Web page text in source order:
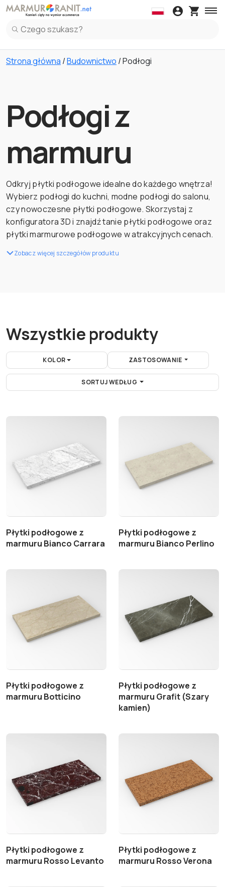
Strona główna /Budownictwo / Podłogi
Podłogi z
marmuru
Odkryj płytki podłogowe idealne do każdego wnętrza!
Wybierz podłogi do kuchni, modne podłogi do salonu,
czy nowoczesne płytki podłogowe. Skorzystaj z
konfiguratora 3D i znajdź tanie płytki podłogowe oraz
płytki marmurowe podłogowe w atrakcyjnych cenach.
Zobacz więcej szczegółów produktu
Wszystkie produkty
KOLOR ZASTOSOWANIE
SORTUJ WEDŁUG
Płytki podłogowe z
marmuru Bianco Carrara
Płytki podłogowe z
marmuru Bianco Perlino
Płytki podłogowe z
marmuru Botticino
Płytki podłogowe z
marmuru Grafit (Szary
kamien)
Płytki podłogowe z
marmuru Rosso Levanto
Płytki podłogowe z
marmuru Rosso Verona
Daszki
Daszki z Marmuru
Blaty kuchenne
Blaty kuchenne z Marmuru
Blaty kuchenne z Kwarc
Kleje